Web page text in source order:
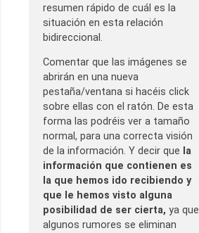
resumen rápido de cuál es la
situación en esta relación
bidireccional.
Comentar que las imágenes se
abrirán en una nueva
pestaña/ventana si hacéis click
sobre ellas con el ratón. De esta
forma las podréis ver a tamaño
normal, para una correcta visión
de la información. Y decir que la
información que contienen es
la que hemos ido recibiendo y
que le hemos visto alguna
posibilidad de ser cierta, ya que
algunos rumores se eliminan